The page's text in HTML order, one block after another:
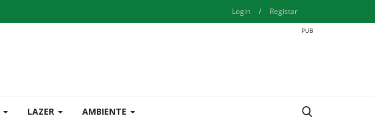
Login / Registar
LAZER AMBIENTE